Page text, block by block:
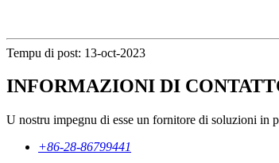
Tempu di post: 13-oct-2023
INFORMAZIONI DI
U nostru impegnu di esse un fornitore di soluzioni in
+86-28-86799441